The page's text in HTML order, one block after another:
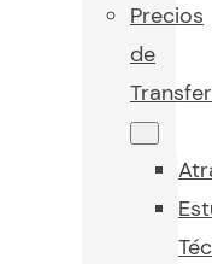
Precios
de